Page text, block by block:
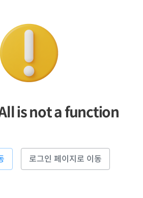
is not a function
로그인 페이지로 이동